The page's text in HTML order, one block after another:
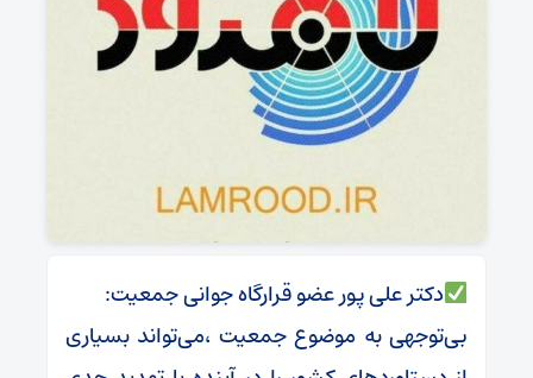
دکتر علی پور عضو قرارگاه جوانی جمعیت:
بی‌توجهی به موضوع جمعیت ،می‌تواند بسیاری